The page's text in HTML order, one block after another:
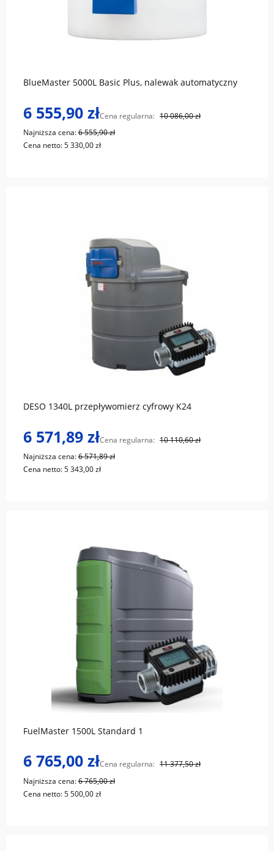
BlueMaster 5000L Basic Plus, nalewak automatyczny
6 555,90 złCena regularna: 10 086,00 zł
Najniższa cena:6 555,90 zł
Cena netto:5 330,00 zł
do koszyka
DESO 1340L przepływomierz cyfrowy K24
6 571,89 złCena regularna: 10 110,60 zł
Najniższa cena:6 571,89 zł
Cena netto:5 343,00 zł
do koszyka
FuelMaster 1500L Standard 1
6 765,00 złCena regularna: 11 377,50 zł
Najniższa cena:6 765,00 zł
Cena netto:5 500,00 zł
do koszyka